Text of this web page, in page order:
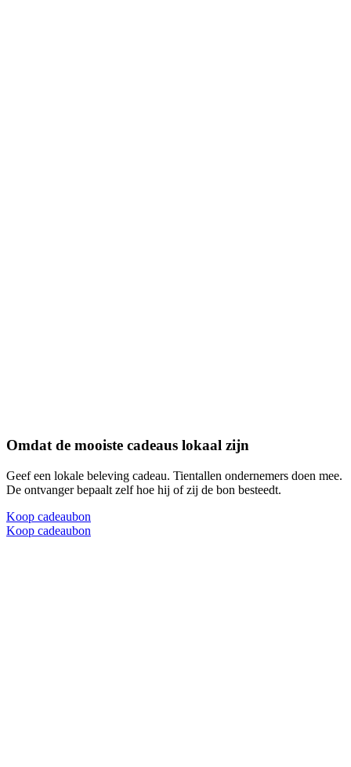
Omdat de mooiste cadeaus lokaal zijn
Geef een lokale beleving cadeau. Tientallen ondernemers doen mee.
De ontvanger bepaalt zelf hoe hij of zij de bon besteedt.
Koop cadeaubon
Koop cadeaubon